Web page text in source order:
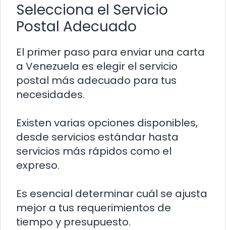
Selecciona el Servicio
Postal Adecuado
El primer paso para enviar una carta
a Venezuela es elegir el servicio
postal más adecuado para tus
necesidades.
Existen varias opciones disponibles,
desde servicios estándar hasta
servicios más rápidos como el
expreso.
Es esencial determinar cuál se ajusta
mejor a tus requerimientos de
tiempo y presupuesto.